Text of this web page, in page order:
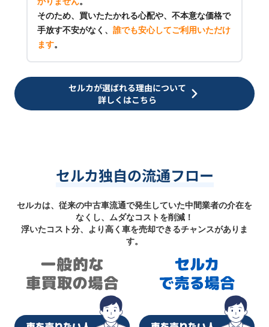
そのため、買いたたかれる心配や、不本意な価格で
手放す不安がなく、 誰でも安心してご利用いただけ
ます。
セルカが選ばれる理由について
詳しくはこちら
セルカ独自の流通フロー
セルカは、従来の中古車流通で発生していた中間業者の介在を
なくし、ムダなコストを削減！
浮いたコスト分、より高く車を売却できるチャンスがありま
す。